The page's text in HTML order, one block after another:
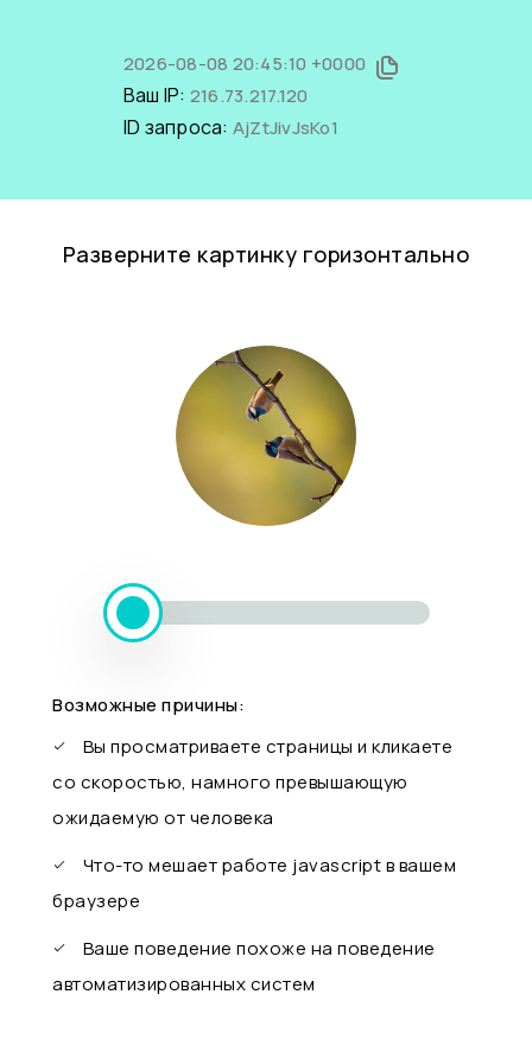
2026-08-08 20:45:10 +0000
Ваш IP: 216.73.217.120
ID запроса: AjZtJivJsKo1
Разверните картинку горизонтально
Возможные причины:
Вы просматриваете страницы и кликаете
со скоростью, намного превышающую
ожидаемую от человека
Что-то мешает работе javascript в вашем
браузере
Ваше поведение похоже на поведение
автоматизированных систем